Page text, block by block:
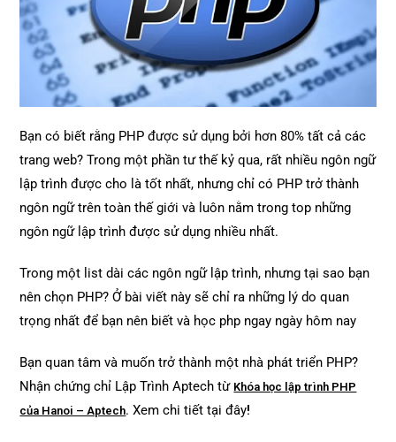
Bạn có biết rằng PHP được sử dụng bởi hơn 80% tất cả các
trang web? Trong một phần tư thế kỷ qua, rất nhiều ngôn ngữ
lập trình được cho là tốt nhất, nhưng chỉ có PHP trở thành
ngôn ngữ trên toàn thế giới và luôn nằm trong top những
ngôn ngữ lập trình được sử dụng nhiều nhất.
Trong một list dài các ngôn ngữ lập trình, nhưng tại sao bạn
nên chọn PHP? Ở bài viết này sẽ chỉ ra những lý do quan
trọng nhất để bạn nên biết và học php ngay ngày hôm nay
Bạn quan tâm và muốn trở thành một nhà phát triển PHP?
Nhận chứng chỉ Lập Trình Aptech từ Khóa học lập trình PHP
của Hanoi – Aptech. Xem chi tiết tại đây!